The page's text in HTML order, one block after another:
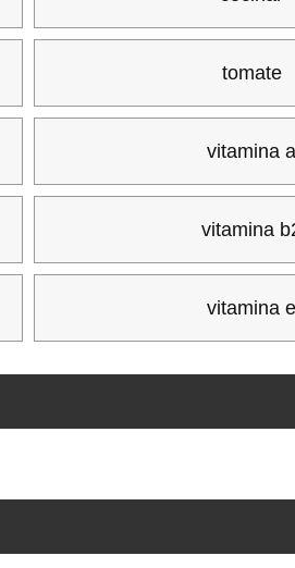
tomate
vitamina a
vitamina
vitamina e